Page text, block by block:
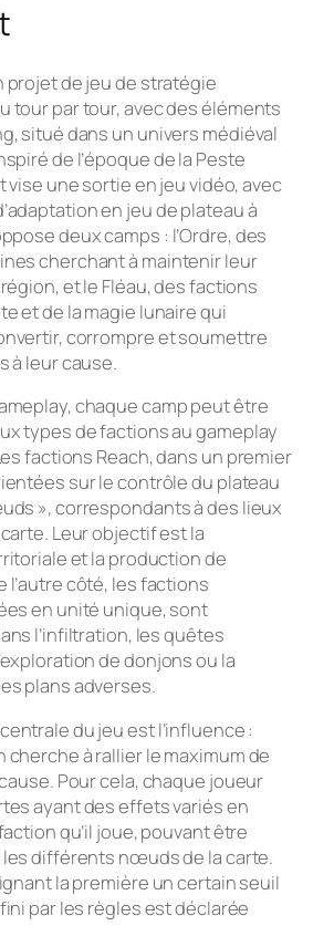
projet de jeu de stratégie
tour par tour, avec des éléments
situé dans un univers médiéval
de l’époque de la Peste
vise une sortie en jeu vidéo, avec
en jeu de plateau à
deux camps : l’Ordre, des
cherchant à maintenir leur
et le Fléau, des factions
et de la magie lunaire qui
corrompre et soumettre
à leur cause.
chaque camp peut être
types de factions au gameplay
factions Reach, dans un premier
sur le contrôle du plateau
», correspondants à des lieux
Leur objectif est la
et la production de
l’autre côté, les factions
en unité unique, sont
l’infiltration, les quêtes
de donjons ou la
plans adverses.
du jeu est l’influence :
à rallier le maximum de
Pour cela, chaque joueur
ayant des effets variés en
qu’il joue, pouvant être
différents nœuds de la carte.
la première un certain seuil
par les règles est déclarée